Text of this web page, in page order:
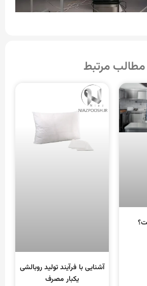
مطالب مرتبط
آشنایی با فرآیند تولید روبالشی
یکبار مصرف